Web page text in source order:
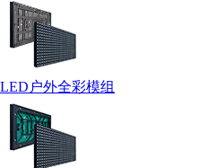
LED户外全彩模组